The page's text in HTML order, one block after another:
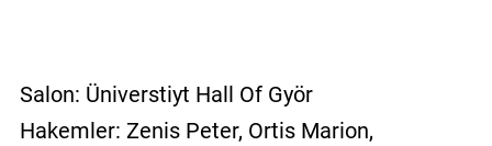
Salon: Üniverstiyt Hall Of Györ
Hakemler: Zenis Peter, Ortis Marion,